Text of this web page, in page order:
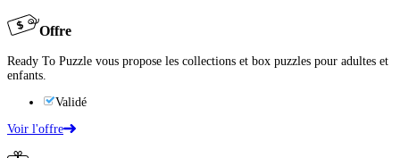
Offre
Ready To Puzzle vous propose les collections et box puzzles pour adultes et
enfants.
Validé
Voir l'offre